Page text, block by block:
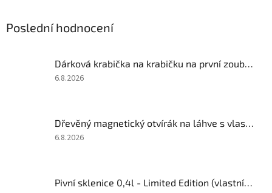
Poslední hodnocení
Dárková krabička na krabičku na první zoubky/vlásky
Hodnocení
z
5
6.8.2026
Dřevěný magnetický otvírák na láhve s vlastním motivem
Hodnocení
z
6.8.2026
Pivní sklenice 0,4l - Limited Edition (vlastní rok)